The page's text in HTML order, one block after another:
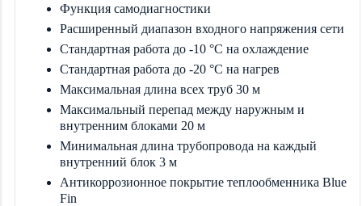
Функция самодиагностики
Расширенный диапазон входного напряжения сети
Стандартная работа до -10 °С на охлаждение
Стандартная работа до -20 °С на нагрев
Максимальная длина всех труб 30 м
Максимальный перепад между наружным и
внутренним блоками 20 м
Минимальная длина трубопровода на каждый
внутренний блок 3 м
Антикоррозионное покрытие теплообменника Blue
Fin